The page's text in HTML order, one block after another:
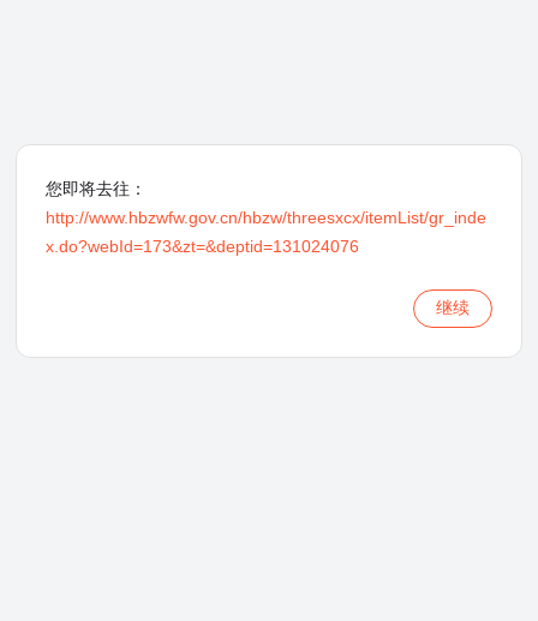
您即将去往：
http://www.hbzwfw.gov.cn/hbzw/threesxcx/itemList/gr_inde
x.do?webId=173&zt=&deptid=131024076
继续